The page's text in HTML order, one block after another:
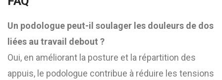
Un podologue peut-il soulager les douleurs de dos
liées au travail debout ?
Oui, en améliorant la posture et la répartition des
appuis, le podologue contribue à réduire les tensions